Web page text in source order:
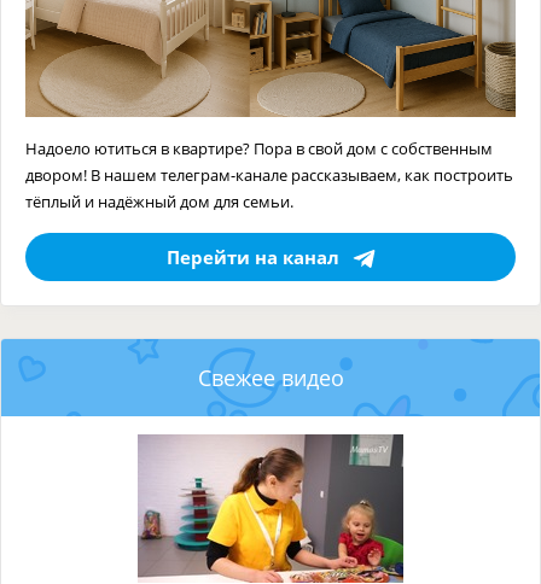
Надоело ютиться в квартире? Пора в свой дом с собственным
двором! В нашем телеграм-канале рассказываем, как построить
тёплый и надёжный дом для семьи.
Перейти на канал
Свежее видео